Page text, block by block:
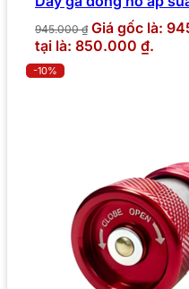
945.000₫ Giá gốc là:
tại là: 850.000 ₫.
-10%